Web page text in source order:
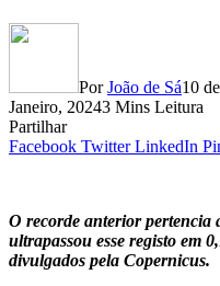
Por João de Sá10
Janeiro, 20243 Mins Leitura
Partilhar
Facebook Twitter LinkedIn
O recorde anterior pertencia
ultrapassou esse registo em
divulgados pela Copernicus.